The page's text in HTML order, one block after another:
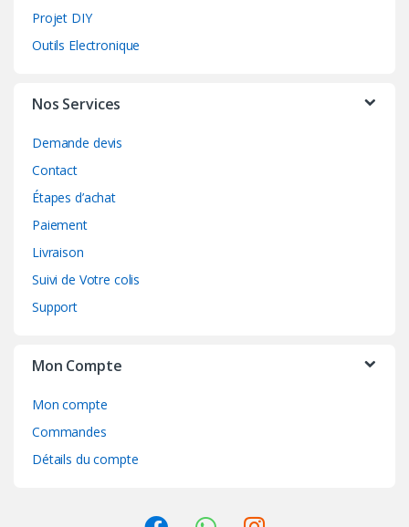
Projet DIY
Outils Electronique
Nos Services
Demande devis
Contact
Étapes d’achat
Paiement
Livraison
Suivi de Votre colis
Support
Mon Compte
Mon compte
Commandes
Détails du compte